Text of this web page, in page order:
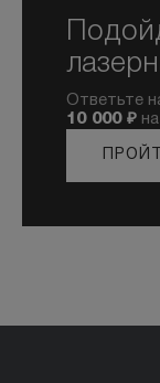
Ответьте
10 000 ₽